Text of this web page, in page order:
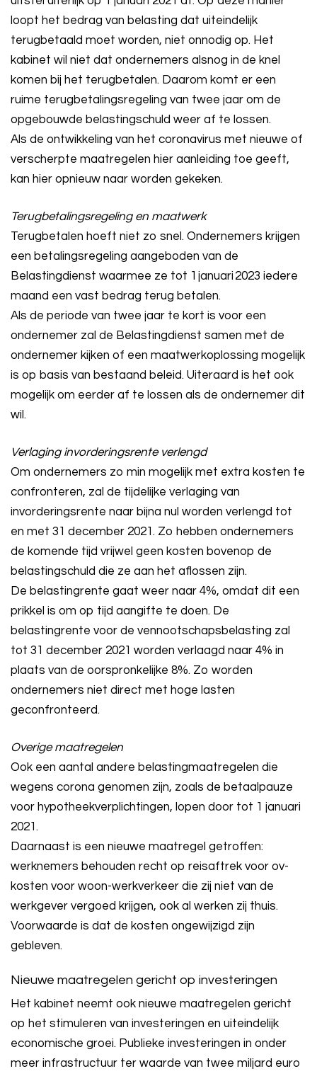
loopt het bedrag van belasting dat uiteindelijk
terugbetaald moet worden, niet onnodig op. Het
kabinet wil niet dat ondernemers alsnog in de knel
komen bij het terugbetalen. Daarom komt er een
ruime terugbetalingsregeling van twee jaar om de
opgebouwde belastingschuld weer af te lossen.
Als de ontwikkeling van het coronavirus met nieuwe of
verscherpte maatregelen hier aanleiding toe geeft,
kan hier opnieuw naar worden gekeken.
Terugbetalingsregeling en maatwerk
Terugbetalen hoeft niet zo snel. Ondernemers krijgen
een betalingsregeling aangeboden van de
Belastingdienst waarmee ze tot 1 januari 2023 iedere
maand een vast bedrag terug betalen.
Als de periode van twee jaar te kort is voor een
ondernemer zal de Belastingdienst samen met de
ondernemer kijken of een maatwerkoplossing mogelijk
is op basis van bestaand beleid. Uiteraard is het ook
mogelijk om eerder af te lossen als de ondernemer dit
wil.
Verlaging invorderingsrente verlengd
Om ondernemers zo min mogelijk met extra kosten te
confronteren, zal de tijdelijke verlaging van
invorderingsrente naar bijna nul worden verlengd tot
en met 31 december 2021. Zo hebben ondernemers
de komende tijd vrijwel geen kosten bovenop de
belastingschuld die ze aan het aflossen zijn.
De belastingrente gaat weer naar 4%, omdat dit een
prikkel is om op tijd aangifte te doen. De
belastingrente voor de vennootschapsbelasting zal
tot 31 december 2021 worden verlaagd naar 4% in
plaats van de oorspronkelijke 8%. Zo worden
ondernemers niet direct met hoge lasten
geconfronteerd.
Overige maatregelen
Ook een aantal andere belastingmaatregelen die
wegens corona genomen zijn, zoals de betaalpauze
voor hypotheekverplichtingen, lopen door tot 1 januari
2021.
Daarnaast is een nieuwe maatregel getroffen:
werknemers behouden recht op reisaftrek voor ov-
kosten voor woon-werkverkeer die zij niet van de
werkgever vergoed krijgen, ook al werken zij thuis.
Voorwaarde is dat de kosten ongewijzigd zijn
gebleven.
Nieuwe maatregelen gericht op investeringen
Het kabinet neemt ook nieuwe maatregelen gericht
op het stimuleren van investeringen en uiteindelijk
economische groei. Publieke investeringen in onder
meer infrastructuur ter waarde van twee miljard euro